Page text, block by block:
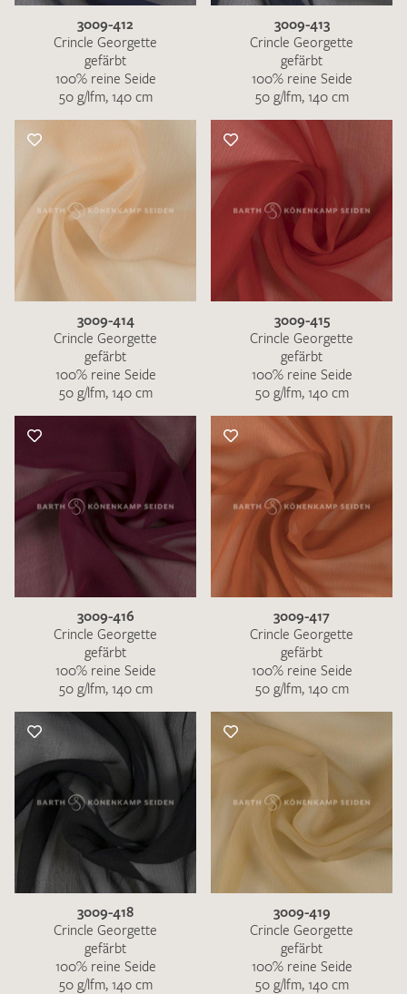
3009-412
Crincle Georgette
gefärbt
100% reine Seide
50 g/lfm, 140 cm
3009-413
Crincle Georgette
gefärbt
100% reine Seide
50 g/lfm, 140 cm
3009-414
Crincle Georgette
gefärbt
100% reine Seide
50 g/lfm, 140 cm
3009-415
Crincle Georgette
gefärbt
100% reine Seide
50 g/lfm, 140 cm
3009-416
Crincle Georgette
gefärbt
100% reine Seide
50 g/lfm, 140 cm
3009-417
Crincle Georgette
gefärbt
100% reine Seide
50 g/lfm, 140 cm
3009-418
Crincle Georgette
gefärbt
100% reine Seide
50 g/lfm, 140 cm
3009-419
Crincle Georgette
gefärbt
100% reine Seide
50 g/lfm, 140 cm